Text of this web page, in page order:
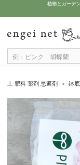
植物とガーデ
土 肥料 薬剤 忌避剤 鉢
11月中下旬予約
グッズ
12月上中旬予約
10月中下旬予約